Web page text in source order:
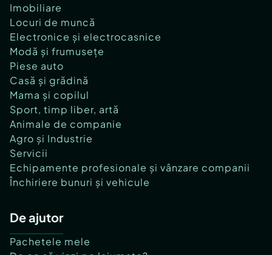
Imobiliare
Locuri de muncă
Electronice și electrocasnice
Modă și frumusețe
Piese auto
Casă și grădină
Mama și copilul
Sport, timp liber, artă
Animale de companie
Agro și Industrie
Servicii
Echipamente profesionale și vânzare companii
Închiriere bunuri și vehicule
De ajutor
Pachetele mele